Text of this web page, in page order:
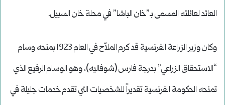
العائد لعائلته المسمى بـ”خان الباشا” في محلة خان السبيل.
وكان وزير الزراعة الفرنسية قد كرم الملاّح في العام 1923 بمنحه وسام
“الاستحقاق الزراعي” بدرجة فارس (شوفاليه)، وهو الوسام الرفيع الذي
تمنحه الحكومة الفرنسية تقديراً للشخصيات التي تقدم خدمات جليلة في